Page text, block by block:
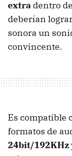
extra dentro
deberían
sonora un
convincente.
Es compatible
formatos de
24bit/192KHz